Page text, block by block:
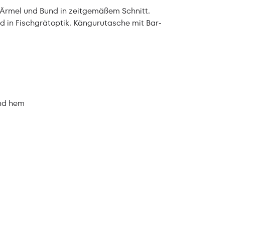
und Bund in zeitgemäßem Schnitt.
in Fischgrätoptik. Kängurutasche mit Bar-
hem